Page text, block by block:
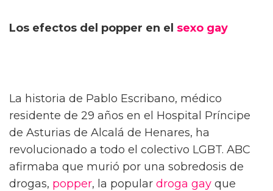
Los efectos del popper en el sexo gay
La historia de Pablo Escribano, médico
residente de 29 años en el Hospital Príncipe
de Asturias de Alcalá de Henares, ha
revolucionado a todo el colectivo LGBT. ABC
afirmaba que murió por una sobredosis de
drogas, popper, la popular droga gay que